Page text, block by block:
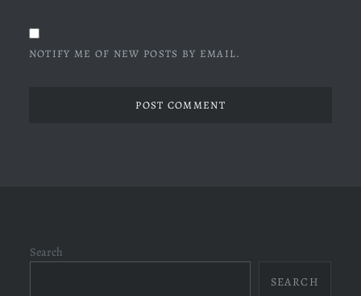
NOTIFY ME OF NEW POSTS BY EMAIL.
Search
SEARCH